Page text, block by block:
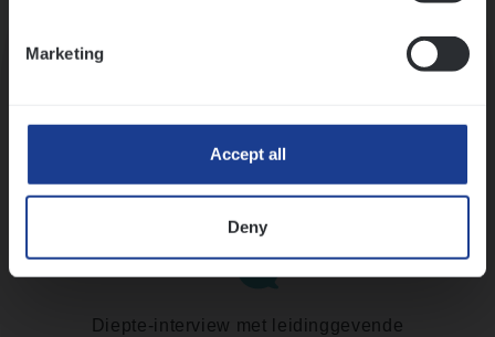
Marketing
Accept all
Deny
Assessment
Diepte-interview met leidinggevende